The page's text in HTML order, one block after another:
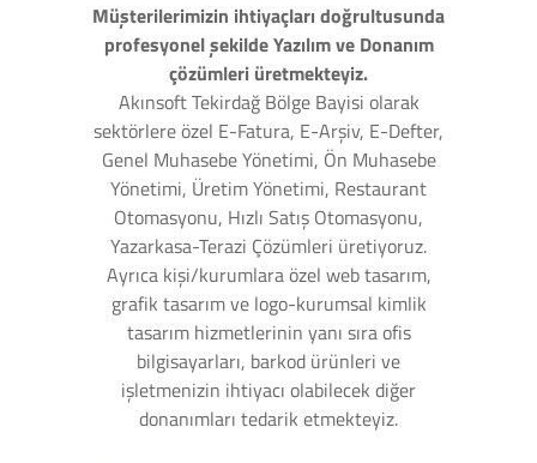
Müşterilerimizin ihtiyaçları doğrultusunda
profesyonel şekilde Yazılım ve Donanım
çözümleri üretmekteyiz.
Akınsoft Tekirdağ Bölge Bayisi olarak
sektörlere özel E-Fatura, E-Arşiv, E-Defter,
Genel Muhasebe Yönetimi, Ön Muhasebe
Yönetimi, Üretim Yönetimi, Restaurant
Otomasyonu, Hızlı Satış Otomasyonu,
Yazarkasa-Terazi Çözümleri üretiyoruz.
Ayrıca kişi/kurumlara özel web tasarım,
grafik tasarım ve logo-kurumsal kimlik
tasarım hizmetlerinin yanı sıra ofis
bilgisayarları, barkod ürünleri ve
işletmenizin ihtiyacı olabilecek diğer
donanımları tedarik etmekteyiz.